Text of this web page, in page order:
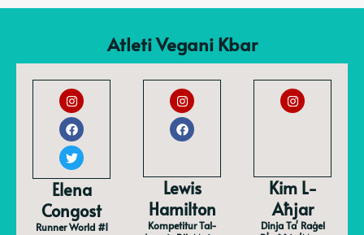
Atleti Vegani Kbar
Elena
Congost
Runner World #1
Lewis
Hamilton
Kompetitur Tal-
Kim L-
Aħjar
Dinja Ta' Raġel